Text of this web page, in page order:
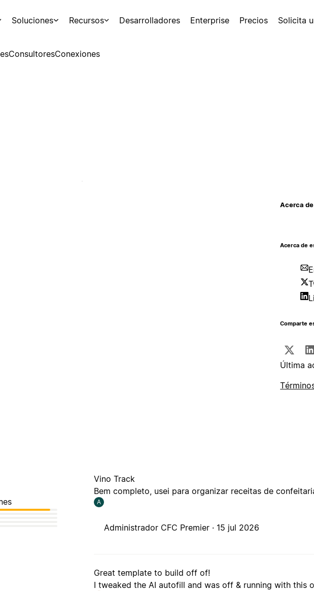
Soluciones Recursos Desarrolladores Enterprise Precios Solicita
ConsultoresConexiones
Acerca
Acerca de
Comparte
Última
Vino Track
Bem completo, usei para organizar receitas de
A
Administrador CFC Premier · 15 jul 2026
Great template to build off of!
I tweaked the AI autofill and was off & running with this